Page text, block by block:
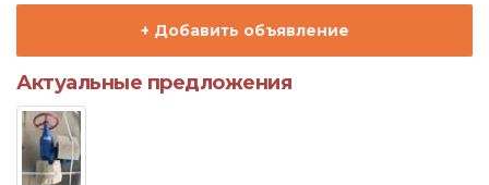
+ Добавить объявление
Актуальные предложения